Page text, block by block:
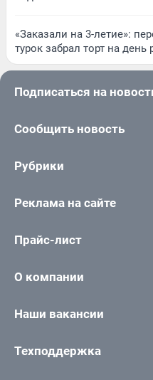
«Заказали на 3-летие»:
турок забрал торт на
Подписаться на
Сообщить новость
Рубрики
Реклама на сайте
Прайс-лист
О компании
Наши вакансии
Техподдержка